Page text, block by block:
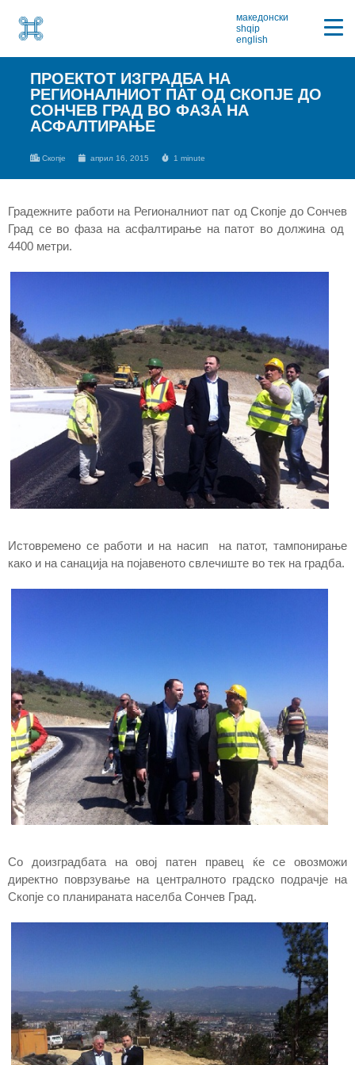
македонски
shqip
english
ПРОЕКТОТ ИЗГРАДБА НА
РЕГИОНАЛНИОТ ПАТ ОД СКОПЈЕ ДО
СОНЧЕВ ГРАД ВО ФАЗА НА
АСФАЛТИРАЊЕ
Скопје април 16, 2015 1 minute
Градежните работи на Регионалниот пат од Скопје до Сончев
Град се во фаза на асфалтирање на патот во должина од
4400 метри.
Истовремено се работи и на насип на патот, тампонирање
како и на санација на појавеното свлечиште во тек на градба.
Со доизградбата на овој патен правец ќе се овозможи
директно поврзување на централното градско подрачје на
Скопје со планираната населба Сончев Град.